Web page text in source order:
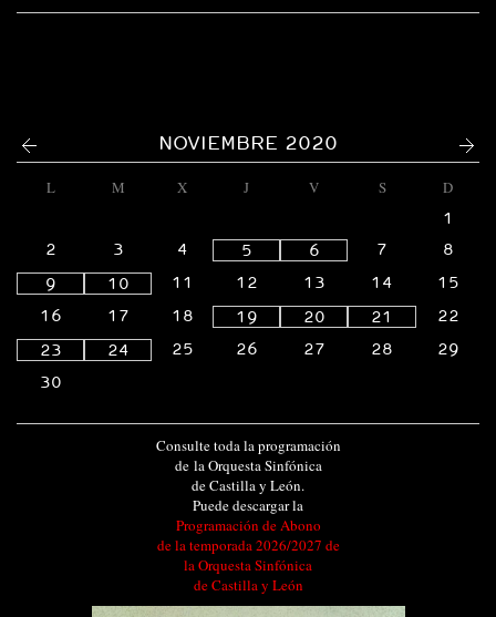
NOVIEMBRE 2020
L M X J V S
D
1
2
3 4 5 6 7
8
9
10 11 12 13 14
15
16
17 18 19 20 21
22
23
24 25 26 27 28
29
30
Consulte toda la programación
de la Orquesta Sinfónica
de Castilla y León.
Puede descargar la
Programación de Abono
de la temporada 2026/2027 de
la Orquesta Sinfónica
de Castilla y León